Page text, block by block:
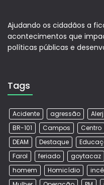
Ajudando os cidadãos a
acontecimentos que
políticas públicas e
Tags
Acidente agressão Alerj
BR-101
Campos Centro
DEAM
Destaque
Farol
feriado goytacaz
homem
Homicídio